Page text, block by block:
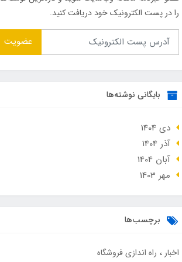
را در پست الکترونیک خود دریافت کنید.
عضویت
بایگانی نوشته‌ها
دی 1404
آذر 1404
آبان 1404
مهر 1403
برچسب‌ها
اخبار راه اندازی فروشگاه